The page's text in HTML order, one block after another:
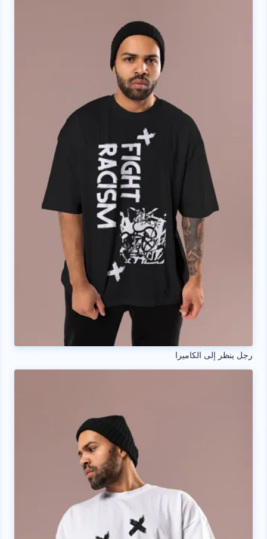
رجل ينظر إلى الكاميرا